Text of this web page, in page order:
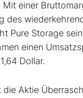
einer
des
Pure Storage
einen
Dollar.
Aktie